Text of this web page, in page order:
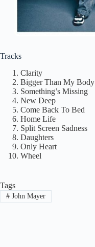
Tracks
Clarity
Bigger Than My Body
Something’s Missing
New Deep
Come Back To Bed
Home Life
Split Screen Sadness
Daughters
Only Heart
Wheel
Tags
#John Mayer